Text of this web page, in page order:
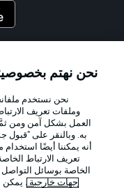
نحن نهتم
نحن نستخدم
وملفات تعريف
العمل بشكل آمن ومن
به. وبالنقر على "قبول
أنه يمكننا أيضًا
تعريف الارتباط
الخاصة بوسائل
جهات خارجية . يمكن